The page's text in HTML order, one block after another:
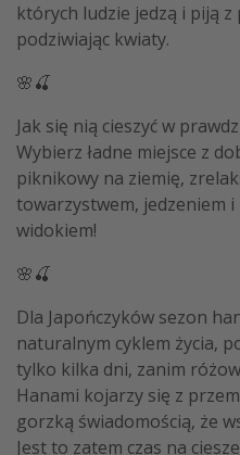
Kalendarz podróży
których ludzie jedzą i piją z
podziwiając kwiaty.
🌸🍒
Jak się nią cieszyć w
Wybierz ładne miejsce z
piknikowy na ziemię,
towarzystwem, jedzeniem
widokiem!
🌸🍒
Dla Japończyków sezon
naturalnym cyklem życia,
tylko kilka dni, zanim
Hanami kojarzy się z
gorzką świadomością, że
Jest to zatem czas na